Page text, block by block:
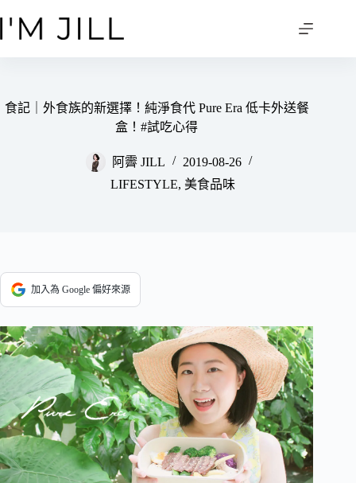
至
容食記｜外食族的新選擇！純淨食代 Pure Era 低卡外送餐
盒！#試吃心得
阿霽 JILL
2019-08-26
LIFESTYLE, 美食品味
加入為 Google 偏好來源